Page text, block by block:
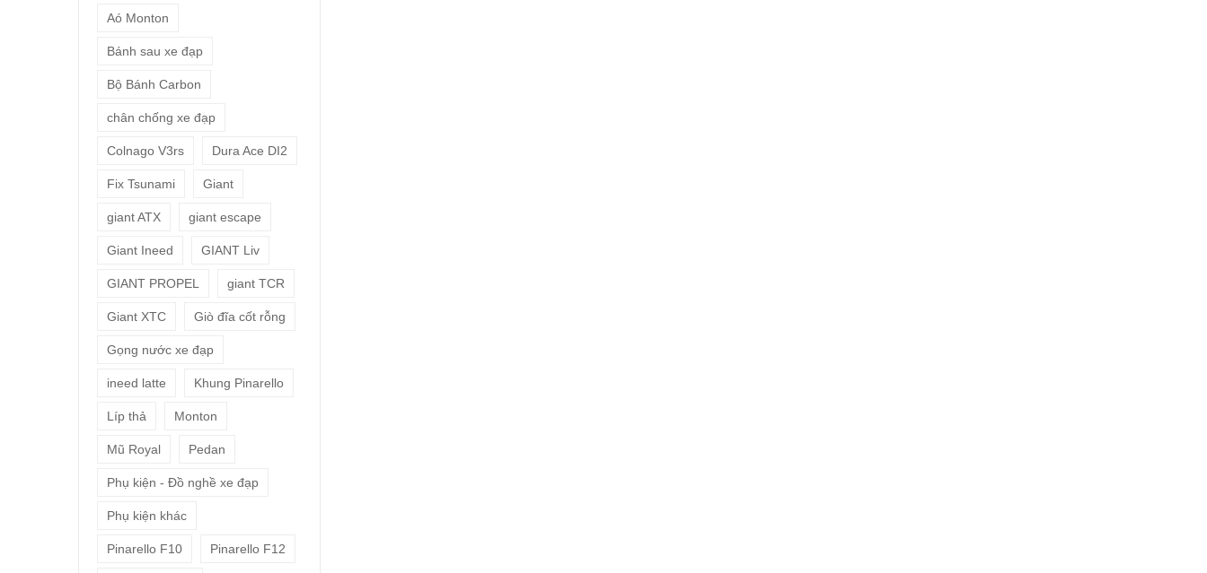
Aó Monton
Bánh sau xe đạp
Bộ Bánh Carbon
chân chống xe đạp
Colnago V3rs Dura Ace DI2
Fix Tsunami Giant
giant ATX giant escape
Giant Ineed GIANT Liv
GIANT PROPEL giant TCR
Giant XTC Giò đĩa cốt rỗng
Gọng nước xe đạp
ineed latte Khung Pinarello
Líp thả Monton
Mũ Royal Pedan
Phụ kiện - Đồ nghề xe đạp
Phụ kiện khác
Pinarello F10 Pinarello F12